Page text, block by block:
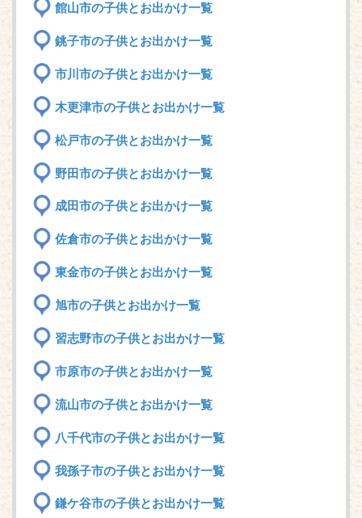
館山市の子供とお出かけ一覧
銚子市の子供とお出かけ一覧
市川市の子供とお出かけ一覧
木更津市の子供とお出かけ一覧
松戸市の子供とお出かけ一覧
野田市の子供とお出かけ一覧
成田市の子供とお出かけ一覧
佐倉市の子供とお出かけ一覧
東金市の子供とお出かけ一覧
旭市の子供とお出かけ一覧
習志野市の子供とお出かけ一覧
市原市の子供とお出かけ一覧
流山市の子供とお出かけ一覧
八千代市の子供とお出かけ一覧
我孫子市の子供とお出かけ一覧
鎌ケ谷市の子供とお出かけ一覧